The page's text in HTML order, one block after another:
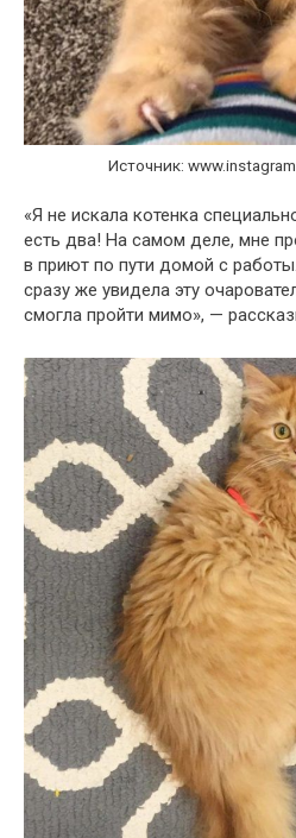
Источник:
«Я не искала котенка
есть два! На самом деле, мне
в приют по пути домой с
сразу же увидела эту
смогла пройти мимо», —